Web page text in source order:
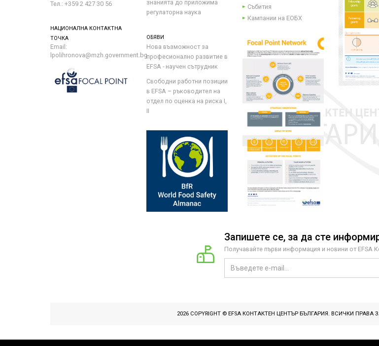
Тел.: +359 2 427 30 56
НАЦИОНАЛНА КОНТАКТНА
ТОЧКА
Email:
lpolihronova@mzh.government.bg
знанията до приложима
регулаторна наука
ОБЯВИ
Нова възможност за
професионално развитие в
EFSA - научен сътрудник
Свободни работни позиции
в EFSA – ръководител на
отдел по оценка на риска I,
II
Събития
Кампании на ЕОБХ
Запишете се, за да сте
Получавайте първи информация и новини от EFSA
2026 COPYRIGHT © EFSA КОНТАКТЕН ЦЕНТЪР БЪЛГАРИЯ. ВСИЧКИ